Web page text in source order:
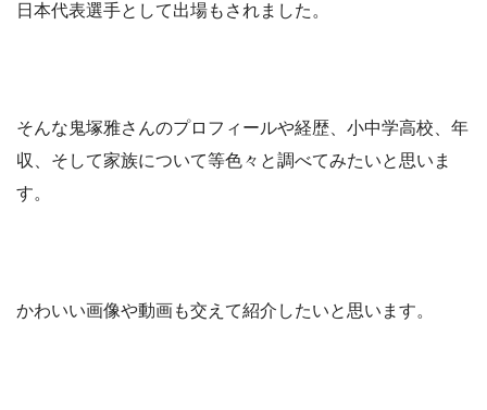
日本代表選手として出場もされました。
そんな鬼塚雅さんのプロフィールや経歴、小中学高校、年
収、そして家族について等色々と調べてみたいと思いま
す。
かわいい画像や動画も交えて紹介したいと思います。